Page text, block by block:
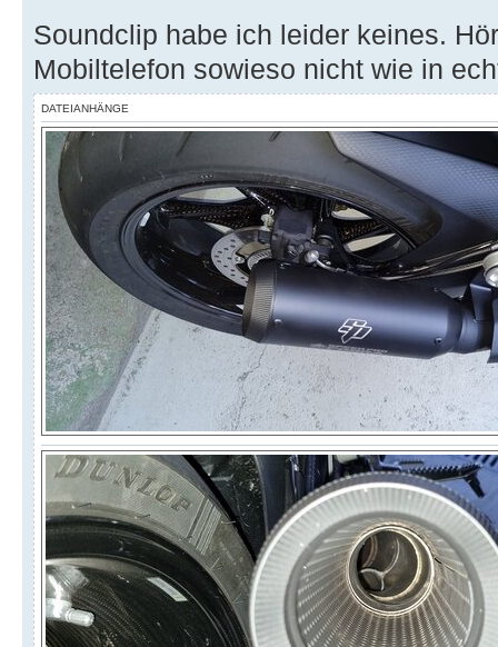
Soundclip habe ich leider keines.
Mobiltelefon sowieso nicht wie in
DATEIANHÄNGE